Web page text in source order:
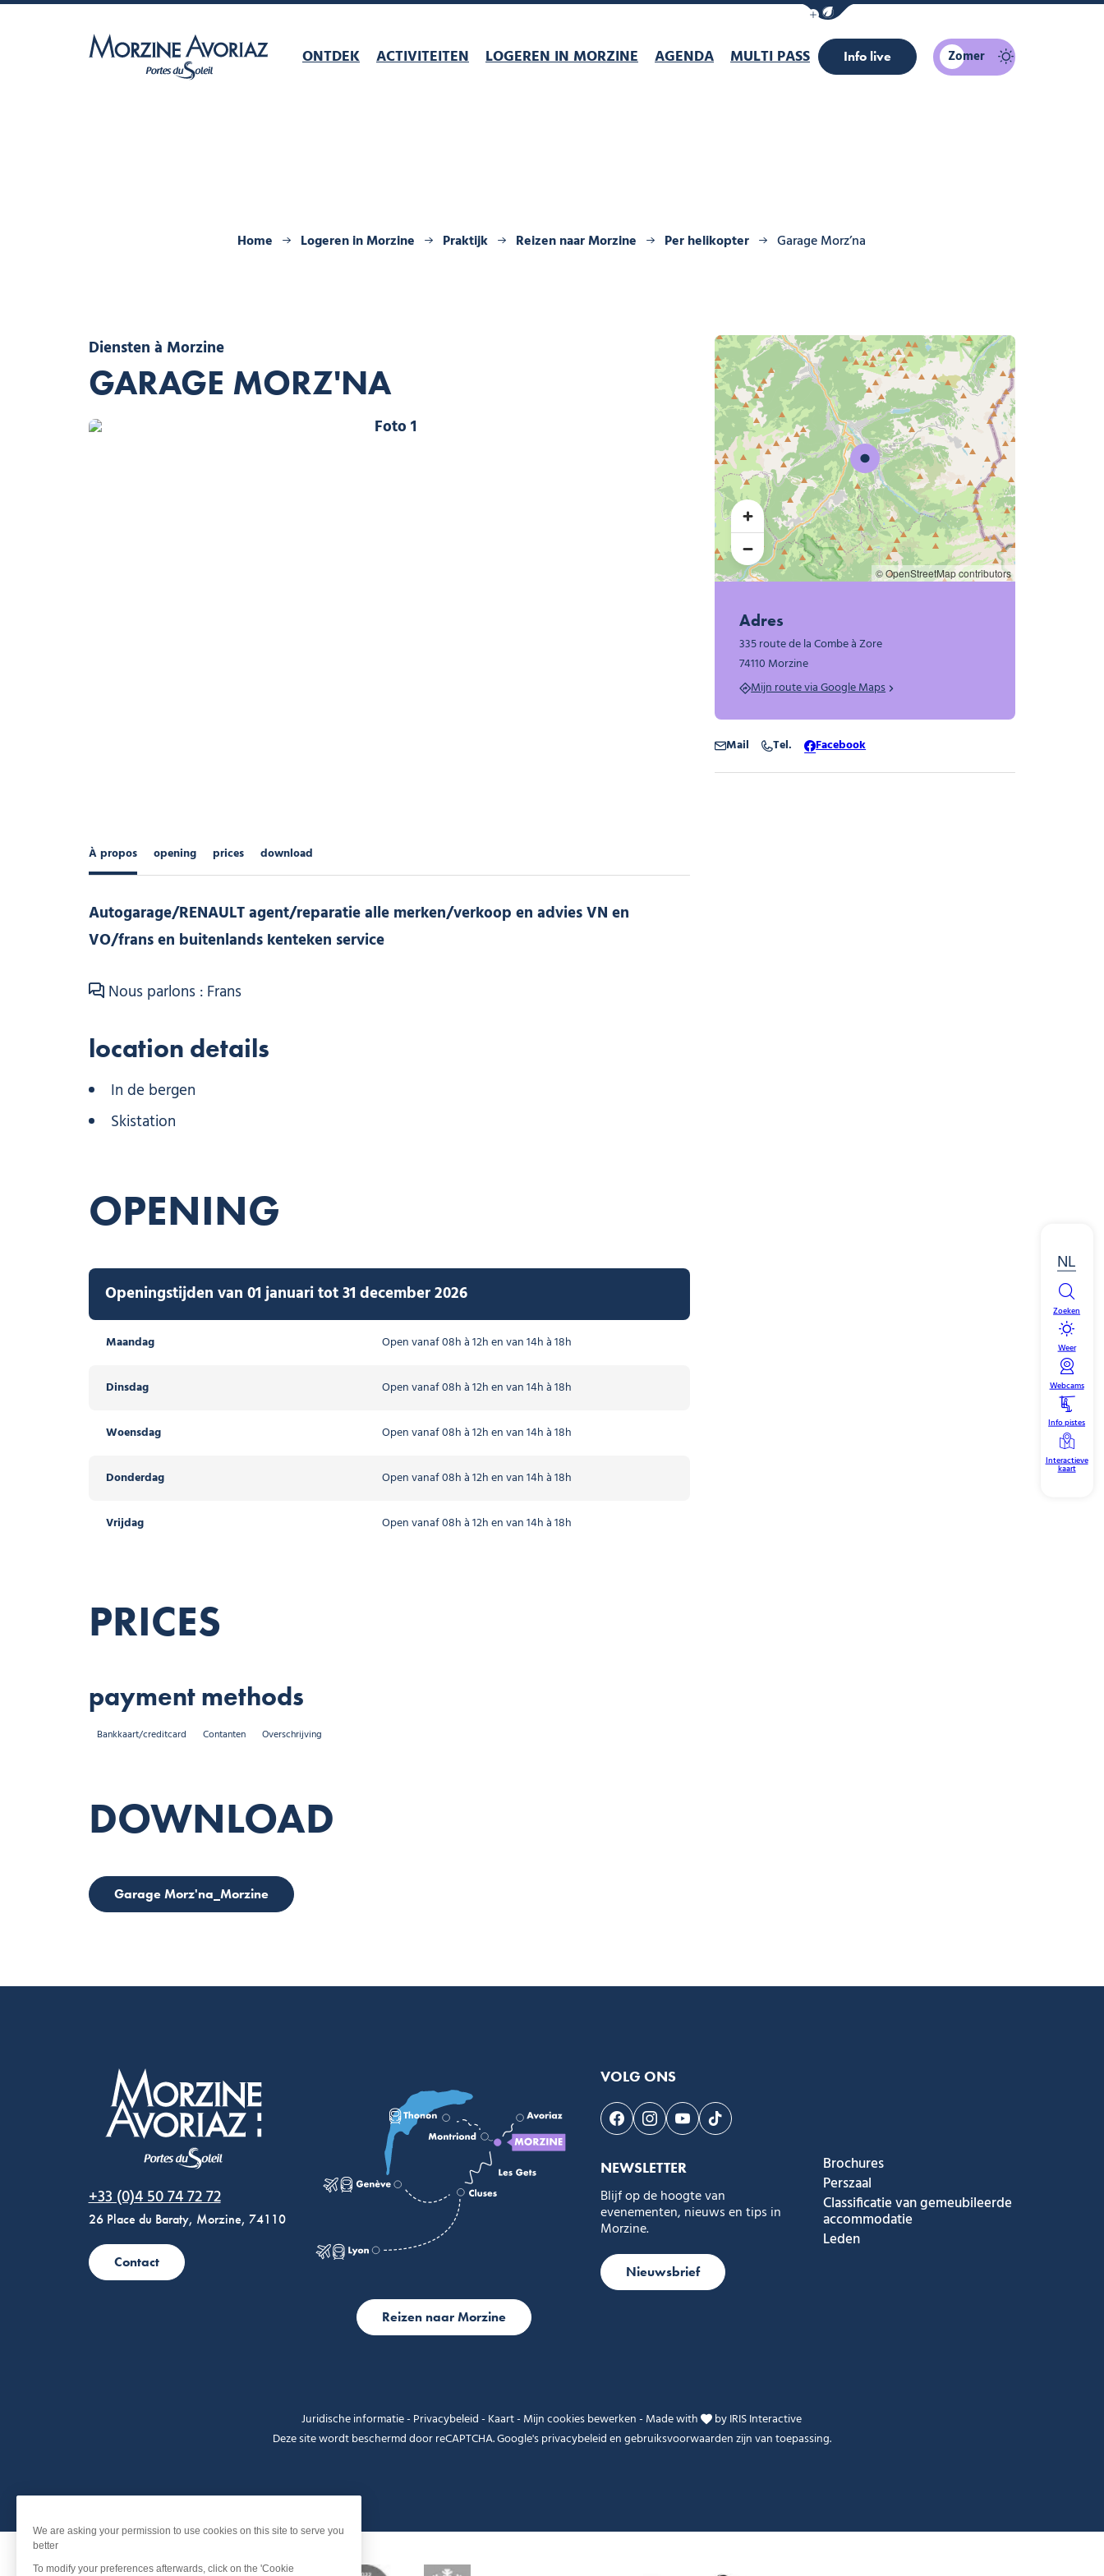
Navigatiebalk eco-modus weergeven/
ONTDEK ACTIVITEITEN LOGEREN IN MORZINE AGENDA MULTI PASS Info live Zomer
Home Logeren in Morzine Praktijk Reizen naar Morzine Per helikopter Garage Morz’na
NL
Zoeken
Weer
Webcams
Info pistes
Interactieve
kaart
Diensten à Morzine
GARAGE MORZ'NA
Foto 1
À propos opening prices download
Autogarage/RENAULT agent/reparatie alle merken/verkoop en advies VN en
VO/frans en buitenlands kenteken service
Nous parlons : Frans
location details
In de bergen
Skistation
OPENING
Openingstijden van 01 januari tot 31 december 2026
Maandag Open vanaf 08h à 12h en van 14h à 18h
Dinsdag Open vanaf 08h à 12h en van 14h à 18h
Woensdag Open vanaf 08h à 12h en van 14h à 18h
Donderdag Open vanaf 08h à 12h en van 14h à 18h
Vrijdag Open vanaf 08h à 12h en van 14h à 18h
PRICES
payment methods
Bankkaart/creditcard Contanten Overschrijving
DOWNLOAD
Garage Morz'na_Morzine
© OpenStreetMap contributors
Adres
335 route de la Combe à Zore
74110 Morzine
Mijn route via Google Maps
Mail Tel. Facebook
+33 (0)4 50 74 72 72
26 Place du Baraty, Morzine, 74110
Contact
Reizen naar Morzine
VOLG ONS
Volg ons op Facebook
Volg ons op Instagram
Volg ons op Youtube
Volg ons op Tiktok
NEWSLETTER
Blijf op de hoogte van
evenementen, nieuws en tips in
Morzine.
Nieuwsbrief
Brochures
Perszaal
Classificatie van gemeubileerde
accommodatie
Leden
Juridische informatie- Privacybeleid- Kaart- Mijn cookies bewerken- Made with byIRIS Interactive
Deze site wordt beschermd door reCAPTCHA. Google'sprivacybeleidengebruiksvoorwaardenzijn van toepassing.